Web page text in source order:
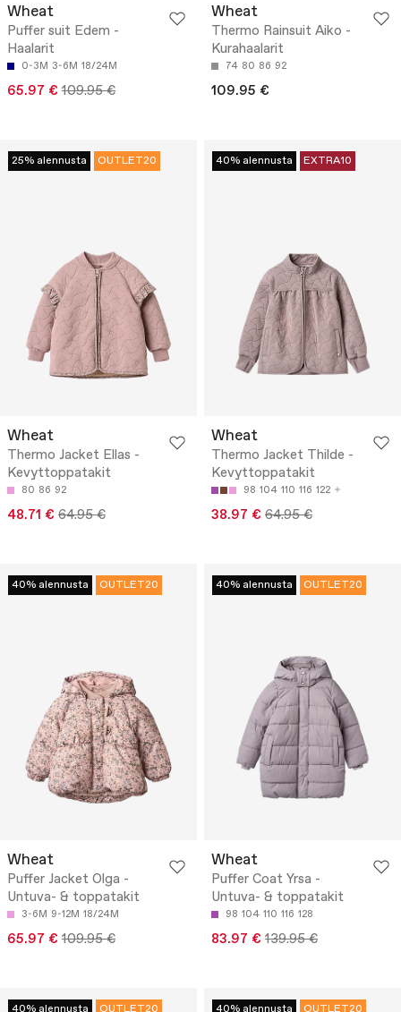
Wheat
Puffer suit Edem -
Haalarit
0-3M 3-6M 18/24M
65.97 € 109.95 €
Wheat
Thermo Rainsuit Aiko -
Kurahaalarit
74 80 86 92
109.95 €
25% alennusta OUTLET20
Wheat
Thermo Jacket Ellas -
Kevyttoppatakit
80 86 92
48.71 € 64.95 €
40% alennusta EXTRA10
Wheat
Thermo Jacket Thilde -
Kevyttoppatakit
98 104 110 116 122
38.97 € 64.95 €
40% alennusta OUTLET20
Wheat
Puffer Jacket Olga -
Untuva- & toppatakit
3-6M 9-12M 18/24M
65.97 € 109.95 €
40% alennusta OUTLET20
Wheat
Puffer Coat Yrsa -
Untuva- & toppatakit
98 104 110 116 128
83.97 € 139.95 €